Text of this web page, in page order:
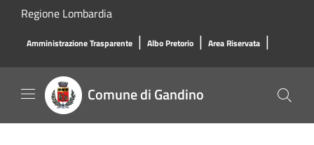
Salta al contenuto principale
Regione Lombardia
Amministrazione Trasparente | Albo Pretorio | Area Riservata |
Comune di Gandino